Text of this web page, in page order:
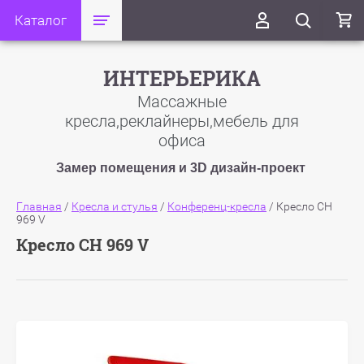
Каталог
ИНТЕРЬЕРИКА
Массажные
кресла,реклайнеры,мебель для
офиса
Замер помещения и 3D дизайн-проект
Главная / Кресла и стулья / Конференц-кресла / Кресло СН
969 V
Кресло СН 969 V